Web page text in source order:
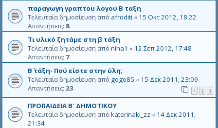
παραγωγη γραπτου λογου Β ταξη
Τελευταία δημοσίευση από afroditi « 15 Οκτ 2012, 18:22
Απαντήσεις: 8
Τι υλικό ζητάμε στη β τάξη
Τελευταία δημοσίευση από nina1 « 12 Σεπ 2012, 17:48
Απαντήσεις: 7
Β΄ τάξη- Πού είστε στην ύλη;
Τελευταία δημοσίευση από gogo85 « 15 Δεκ 2011, 23:09
Απαντήσεις: 23 1 2 3
ΠΡΟΠΑΙΔΕΙΑ Β' ΔΗΜΟΤΙΚΟΥ
Τελευταία δημοσίευση από katerinaki_zz « 14 Δεκ 2011,
21:34